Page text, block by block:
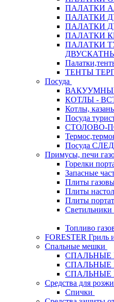
ПАЛАТКИ
ПАЛАТКИ
ПАЛАТКИ
ПАЛАТКИ
ПАЛАТКИ
ТЕНТЫ
Посуда
КОТЛЫ -
Котлы,
Посуда
СТОЛОВО-
Посуда
Примусы, печи
Горелки
Запасные
Плиты
Плиты
Плиты
Светильники
Топливо
FORESTER Гриль
Спальные мешки
СПАЛЬНЫЕ
СПАЛЬНЫЕ
Средства для
Спички